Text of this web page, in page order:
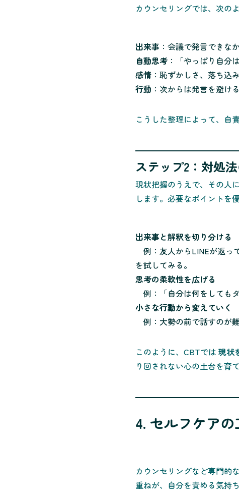
カウンセリングでは、次の
出来事 ：会議で発言できな
自動思考：「やっぱり自分
感情：恥ずかしさ、落ち込み
行動 ：次からは発言を避ける
こうした整理によって、自
ステップ2：対処
現状把握のうえで、その人
します。必要なポイントを
出来事と解釈を切り分ける
例：友人からLINEが返っ
を試してみる。
思考の柔軟性を広げる
例：「自分は何をしても
小さな行動から変えていく
例：大勢の前で話すのが
このように、CBTでは 現状
り回されない心の土台を育
4. セルフケアの
カウンセリングなど専門的
重ねが、自分を責める気持